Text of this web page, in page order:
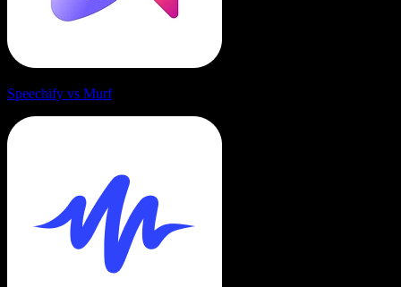
Speechify vs Murf